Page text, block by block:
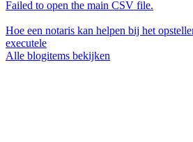
Failed to open the main CSV file.
Hoe een notaris kan helpen bij het
executele
Alle blogitems bekijken